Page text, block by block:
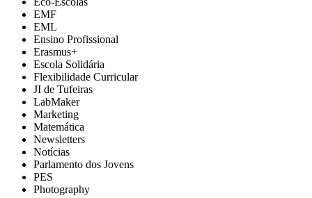
EMF
EML
Ensino Profissional
Erasmus+
Escola Solidária
Flexibilidade Curricular
JI de Tufeiras
LabMaker
Marketing
Matemática
Newsletters
Notícias
Parlamento dos Jovens
PES
Photography